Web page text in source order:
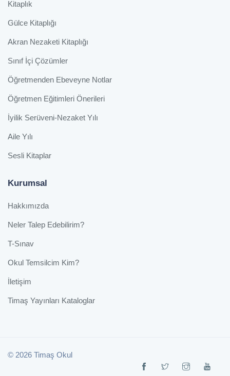
Kitaplık
Gülce Kitaplığı
Akran Nezaketi Kitaplığı
Sınıf İçi Çözümler
Öğretmenden Ebeveyne Notlar
Öğretmen Eğitimleri Önerileri
İyilik Serüveni-Nezaket Yılı
Aile Yılı
Sesli Kitaplar
Kurumsal
Hakkımızda
Neler Talep Edebilirim?
T-Sınav
Okul Temsilcim Kim?
İletişim
Timaş Yayınları Kataloglar
© 2026 Timaş Okul